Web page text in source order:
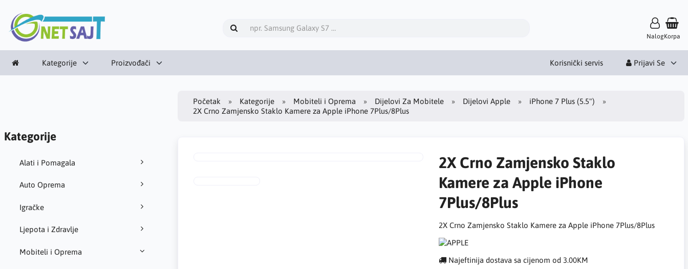
NalogKorpa
Kategorije Proizvođači Korisnički servis Prijavi Se
Kategorije
Alati i Pomagala
Auto Oprema
Igračke
Ljepota i Zdravlje
Mobiteli i Oprema
Početak Kategorije Mobiteli i Oprema Dijelovi Za Mobitele Dijelovi Apple
iPhone 7 Plus (5.5")
2X Crno Zamjensko Staklo Kamere za Apple iPhone 7Plus/8Plus
2X Crno Zamjensko Staklo
Kamere za Apple iPhone
7Plus/8Plus
2X Crno Zamjensko Staklo Kamere za Apple iPhone 7Plus/8Plus
Najeftinija dostava sa cijenom od 3.00KM